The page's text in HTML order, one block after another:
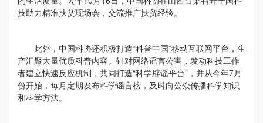
技助力精准扶贫现场会，交流推广扶贫经验。
此外，中国科协还积极打造“科普中国”移动互联网平台，生
产汇聚大量优质科普内容。针对网络谣言公害，发动科技工作
者建立快速反应机制，共同打造“科学辟谣平台”，并从今年7月
份开始，每月定期发布科学谣言榜，及时向公众传播科学知识
和科学方法。